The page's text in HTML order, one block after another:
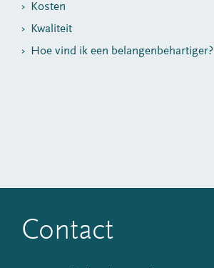
Kosten
Kwaliteit
Hoe vind ik een belangenbehartiger?
Contact